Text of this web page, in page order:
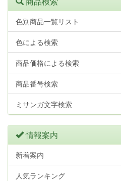
色別商品一覧リスト
色による検索
商品価格による検索
商品番号検索
ミサンガ文字検索
情報案内
新着案内
人気ランキング